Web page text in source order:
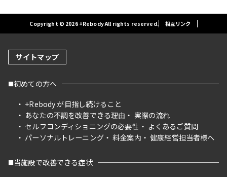
Copyright © 2026 +Rebody All rights reserved. 相互リンク
サイトマップ
初めての方へ
+Rebody が目指し続けること
あなたの不調を改善できる理由
実際の流れ
セルフコンディショニングの必要性
よくあるご質問
パーソナルトレーニング
料金案内 健康経営担当者様へ
当施設で改善できる症状